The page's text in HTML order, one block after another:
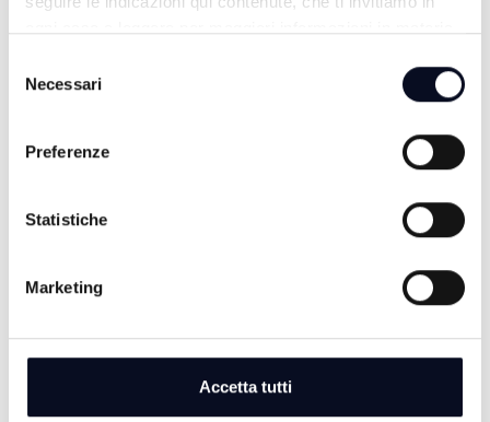
delNecessari
Preferenze
Statistiche
Marketing
Accetta tutti
TG SERA